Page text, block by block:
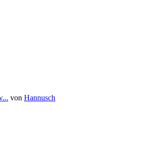
von Hannusch